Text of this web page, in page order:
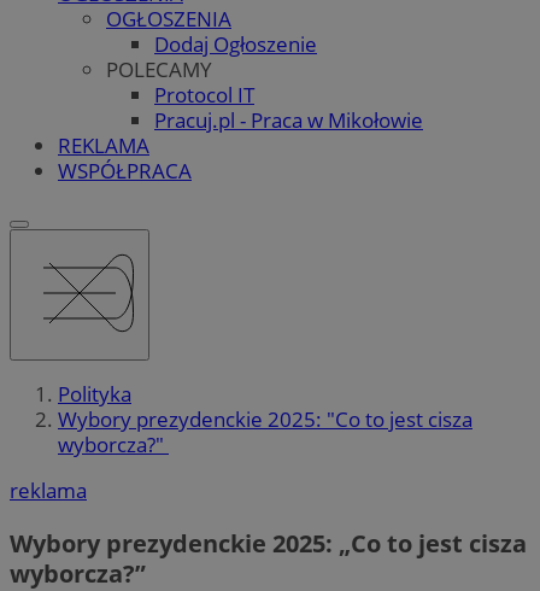
OGŁOSZENIA
Dodaj Ogłoszenie
POLECAMY
Protocol IT
Pracuj.pl - Praca w Mikołowie
REKLAMA
WSPÓŁPRACA
Polityka
Wybory prezydenckie 2025: "Co to jest cisza
wyborcza?"
reklama
Wybory prezydenckie 2025: „Co to jest cisza
wyborcza?”